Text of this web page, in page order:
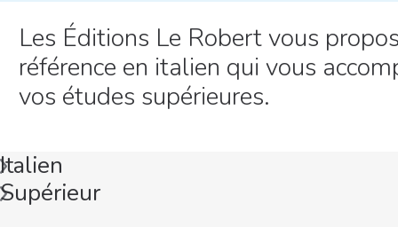
Les Éditions Le Robert vous
référence en italien qui vous
vos études supérieures.
Italien
Supérieur